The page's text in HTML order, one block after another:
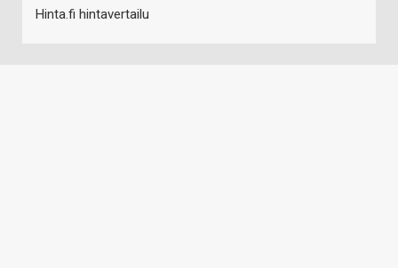
Hinta.fi hintavertailu